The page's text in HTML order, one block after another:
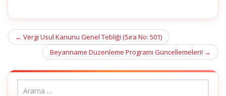
Post
navigation
← Vergi Usul Kanunu Genel Tebliği (Sıra No: 501)
Beyanname Düzenleme Programı Güncellemeleri! →